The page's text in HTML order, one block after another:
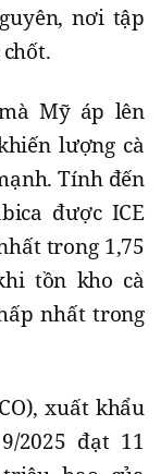
nơi tập
Mỹ áp lên
lượng cà
Tính đến
được ICE
trong 1,75
tồn kho cà
nhất trong
xuất khẩu
2025 đạt 11